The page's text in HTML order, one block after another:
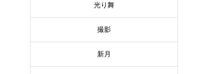
光り舞
撮影
新月